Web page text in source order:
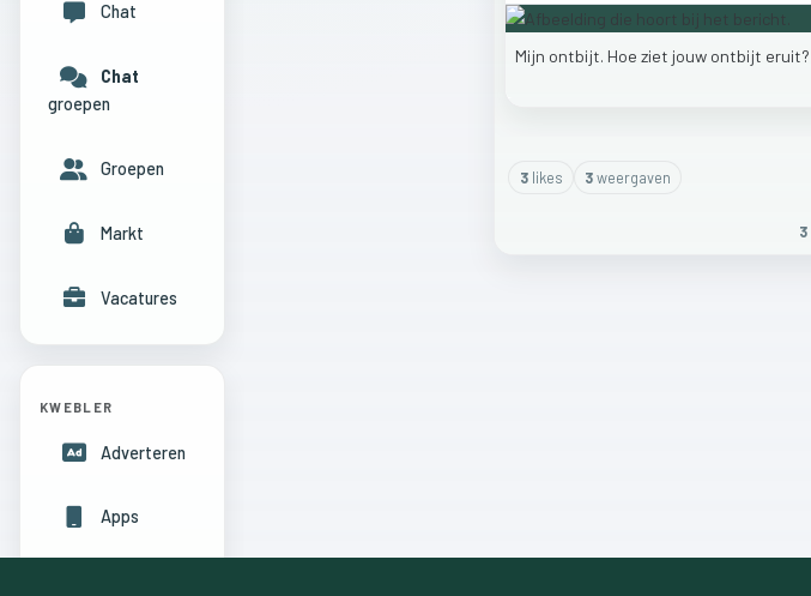
Mijn ontbijt. Hoe ziet jouw ontbijt eruit?
3likes 3weergaven
3
Chat
Chat
groepen
Groepen
Markt
Vacatures
KWEBLER
Adverteren
Apps